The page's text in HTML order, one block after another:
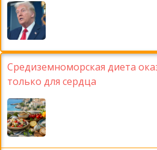
Средиземноморская диета
только для сердца